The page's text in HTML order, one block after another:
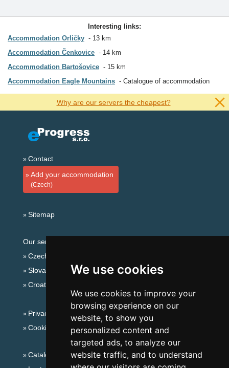
We use cookies
We use cookies to improve your
browsing experience on our
website, to show you
personalized content and
targeted ads, to analyze our
website traffic, and to understand
Interesting links:
Accommodation Orličky
13 km
Accommodation Čenkovice
14 km
Accommodation Bartošovice
15 km
Accommodation Eagle Mountains
Catalogue of accommodation
Why are our servers the cheapest?
Contact
Add your accommodation
(Czech)
Sitemap
Our servers:
Czech mountains
Slovakian mountains
Croatian Adriatic
Privacy policy
Cookies
Catalog of accommodation